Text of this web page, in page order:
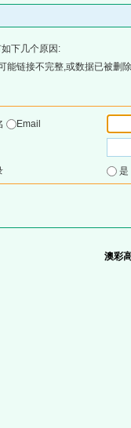
下几个原因:
能链接不完整,或数据已被删
Email
澳彩